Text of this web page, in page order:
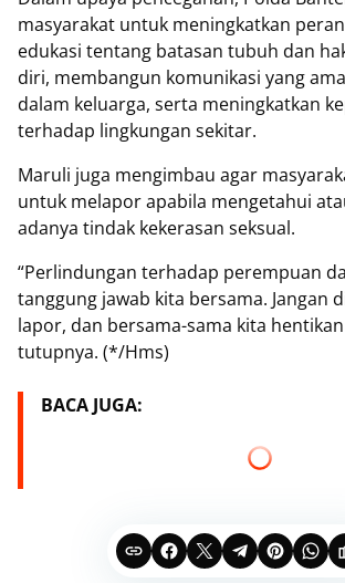
masyarakat untuk meningkatkan
edukasi tentang batasan tubuh dan
diri, membangun komunikasi yang
dalam keluarga, serta meningkatkan
terhadap lingkungan sekitar.
Maruli juga mengimbau agar
untuk melapor apabila mengetahui
adanya tindak kekerasan seksual.
“Perlindungan terhadap perempuan
tanggung jawab kita bersama. Jangan
lapor, dan bersama-sama kita
tutupnya. (*/Hms)
BACA JUGA: